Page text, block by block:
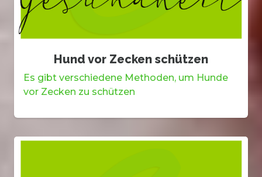
Hund vor Zecken schützen
Es gibt verschiedene Methoden, um Hunde
vor Zecken zu schützen